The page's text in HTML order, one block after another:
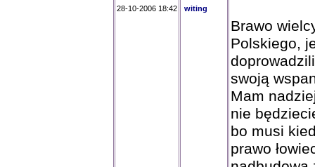
28-10-2006 18:42 witing
Brawo
Polskiego,
swoją
Mam
nie
bo musi
prawo